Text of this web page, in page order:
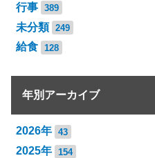
行事 389
未分類 249
給食 128
年別アーカイブ
2026年 43
2025年 154